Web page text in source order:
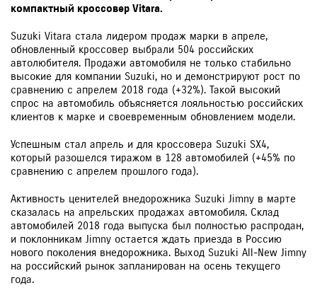
компактный кроссовер Vitara.
Suzuki Vitara стала лидером продаж марки в апреле,
обновленный кроссовер выбрали 504 российских
автолюбителя. Продажи автомобиля не только стабильно
высокие для компании Suzuki, но и демонстрируют рост по
сравнению с апрелем 2018 года (+32%). Такой высокий
спрос на автомобиль объясняется лояльностью российских
клиентов к марке и своевременным обновлением модели.
Успешным стал апрель и для кроссовера Suzuki SX4,
который разошелся тиражом в 128 автомобилей (+45% по
сравнению с апрелем прошлого года).
Активность ценителей внедорожника Suzuki Jimny в марте
сказалась на апрельских продажах автомобиля. Склад
автомобилей 2018 года выпуска был полностью распродан,
и поклонникам Jimny остается ждать приезда в Россию
нового поколения внедорожника. Выход Suzuki All-New Jimny
на российский рынок запланирован на осень текущего
года.